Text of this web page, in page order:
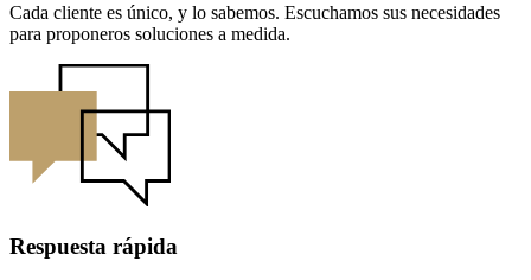
Cada cliente es único, y lo sabemos. Escuchamos sus necesidades
para proponeros soluciones a medida.
Respuesta rápida